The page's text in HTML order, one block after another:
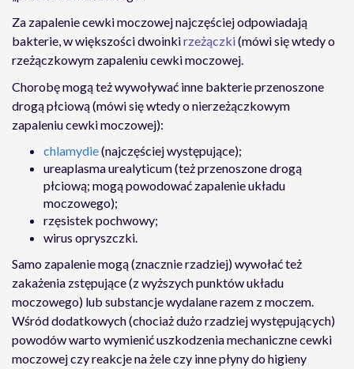
Za zapalenie cewki moczowej najczęściej odpowiadają
bakterie, w większości dwoinkirzeżączki(mówi się wtedy o
rzeżączkowym zapaleniu cewki moczowej.
Chorobę mogą też wywoływać inne bakterie przenoszone
drogą płciową (mówi się wtedy o nierzeżączkowym
zapaleniu cewki moczowej):
chlamydie(najczęściej występujące);
ureaplasma urealyticum (też przenoszone drogą
płciową; mogą powodować zapalenie układu
moczowego);
rzęsistek pochwowy;
wirus opryszczki.
Samo zapalenie mogą (znacznie rzadziej) wywołać też
zakażenia zstępujące (z wyższych punktów układu
moczowego) lub substancje wydalane razem z moczem.
Wśród dodatkowych (chociaż dużo rzadziej występujących)
powodów warto wymienić uszkodzenia mechaniczne cewki
moczowej czy reakcje na żele czy inne płyny do higieny